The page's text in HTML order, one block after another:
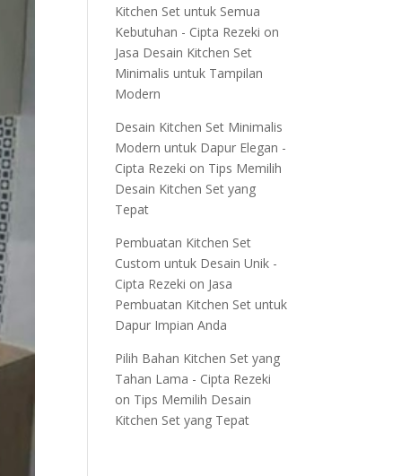
Kitchen Set untuk Semua
Kebutuhan - Cipta Rezeki on
Jasa Desain Kitchen Set
Minimalis untuk Tampilan
Modern
Desain Kitchen Set Minimalis
Modern untuk Dapur Elegan -
Cipta Rezeki on Tips Memilih
Desain Kitchen Set yang
Tepat
Pembuatan Kitchen Set
Custom untuk Desain Unik -
Cipta Rezeki on Jasa
Pembuatan Kitchen Set untuk
Dapur Impian Anda
Pilih Bahan Kitchen Set yang
Tahan Lama - Cipta Rezeki
on Tips Memilih Desain
Kitchen Set yang Tepat